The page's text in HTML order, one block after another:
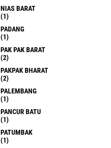
NIAS BARAT
(1)
PADANG
(1)
PAK PAK BARAT
(2)
PAKPAK BHARAT
(2)
PALEMBANG
(1)
PANCUR BATU
(1)
PATUMBAK
(1)